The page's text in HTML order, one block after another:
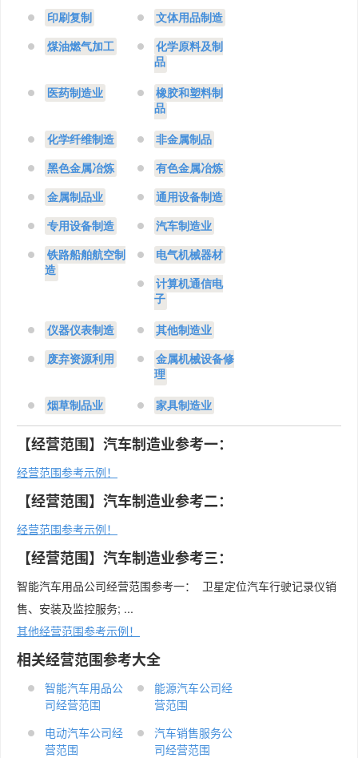
印刷复制 文体用品制造
煤油燃气加工 化学原料及制
品
医药制造业 橡胶和塑料制
品
化学纤维制造 非金属制品
黑色金属冶炼 有色金属冶炼
金属制品业 通用设备制造
专用设备制造 汽车制造业
铁路船舶航空制
造
电气机械器材
计算机通信电
子
仪器仪表制造 其他制造业
废弃资源利用 金属机械设备修
理
烟草制品业 家具制造业
【经营范围】汽车制造业参考一：
经营范围参考示例！
【经营范围】汽车制造业参考二：
经营范围参考示例！
【经营范围】汽车制造业参考三：
智能汽车用品公司经营范围参考一： 卫星定位汽车行驶记录仪销
售、安装及监控服务; ...
其他经营范围参考示例！
相关经营范围参考大全
智能汽车用品公
司经营范围
能源汽车公司经
营范围
电动汽车公司经
营范围
汽车销售服务公
司经营范围